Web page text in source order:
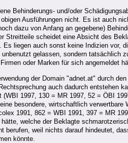
Behinderungs- und/oder
Ausführungen nicht. Es ist auch
dazu von Anfang an gegebene)
Streitteile scheidet eine Absicht des
liegen auch sonst keine Indizien vor,
gelassen, sondern
oder Marken für sich angemeldet
der Domain "adnet.at" durch
auch dadurch entstehen
1997, 130 = MR 1997, 52 = ÖBI
besondere, wirtschaftlich
1991, 862 = WBI 1991, 397 = MR
welche der Beklagte
weil nichts darauf hindeutet,
könnte.